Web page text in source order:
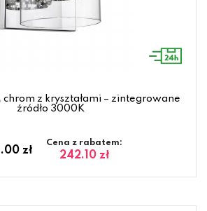
chrom z kryształami – zintegrowane
źródło 3000K
zł
Cena z rabatem:
242.10 zł